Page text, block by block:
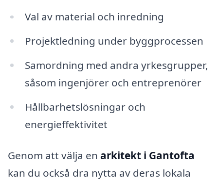
Val av material och inredning
Projektledning under byggprocessen
Samordning med andra yrkesgrupper,
såsom ingenjörer och entreprenörer
Hållbarhetslösningar och
energieffektivitet
Genom att välja en arkitekt i Gantofta
kan du också dra nytta av deras lokala